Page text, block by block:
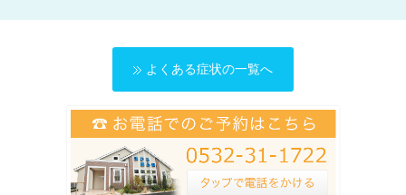
よくある症状の一覧へ